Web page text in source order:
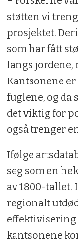
støtten vi
prosjektet.
som har fått
langs jordene,
Kantsonene
fuglene, og
det viktig for
også trenger
Ifølge
seg som en
av 1800-tallet.
regionalt
effektivisering
kantsonene